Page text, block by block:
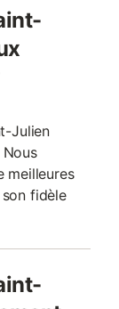
Julien
meilleures
fidèle